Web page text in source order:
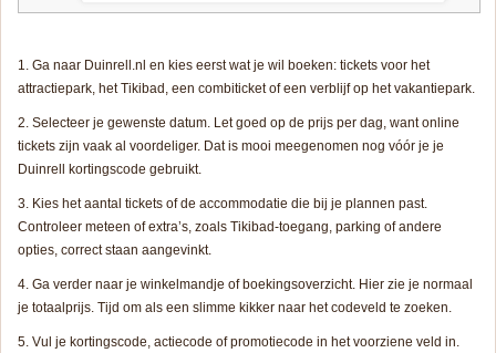
Ga naar Duinrell.nl en kies eerst wat je wil boeken: tickets voor het
attractiepark, het Tikibad, een combiticket of een verblijf op het vakantiepark.
Selecteer je gewenste datum. Let goed op de prijs per dag, want online
tickets zijn vaak al voordeliger. Dat is mooi meegenomen nog vóór je je
Duinrell kortingscode gebruikt.
Kies het aantal tickets of de accommodatie die bij je plannen past.
Controleer meteen of extra’s, zoals Tikibad-toegang, parking of andere
opties, correct staan aangevinkt.
Ga verder naar je winkelmandje of boekingsoverzicht. Hier zie je normaal
je totaalprijs. Tijd om als een slimme kikker naar het codeveld te zoeken.
Vul je kortingscode, actiecode of promotiecode in het voorziene veld in.